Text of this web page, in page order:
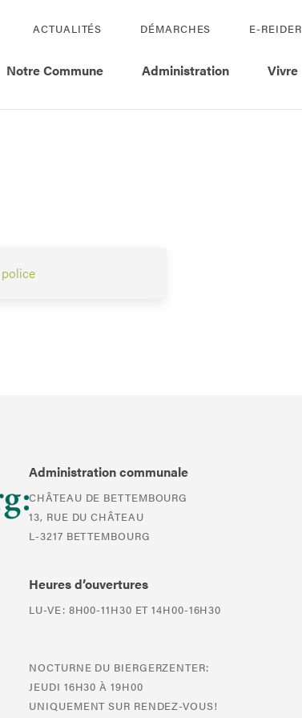
ACTUALITÉS DÉMARCHES E-REIDER
Notre Commune Administration Vivre
Administration communale
CHÂTEAU DE BETTEMBOURG
13, RUE DU CHÂTEAU
L-3217 BETTEMBOURG
Heures d’ouvertures
LU-VE: 8H00-11H30 ET 14H00-16H30
NOCTURNE DU BIERGERZENTER:
JEUDI 16H30 À 19H00
UNIQUEMENT SUR RENDEZ-VOUS!